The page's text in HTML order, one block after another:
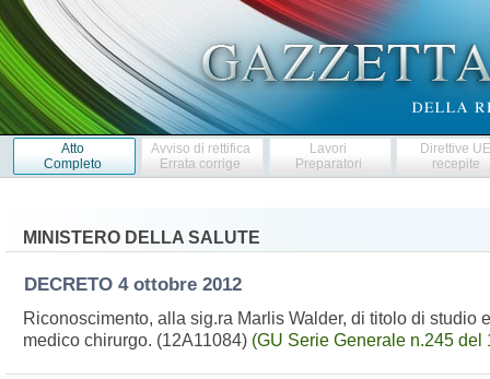
Atto
Completo
Avviso di rettifica
Errata corrige
Lavori
Preparatori
Direttive
recepite
MINISTERO DELLA SALUTE
DECRETO 4 ottobre 2012
Riconoscimento, alla sig.ra Marlis Walder, di titolo di
medico chirurgo. (12A11084) (GU Serie Generale n.245 del